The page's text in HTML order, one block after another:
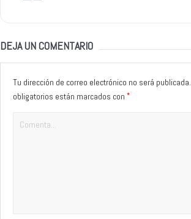
DEJA UN COMENTARIO
Tu dirección de correo electrónico no será publicada.
obligatorios están marcados con *